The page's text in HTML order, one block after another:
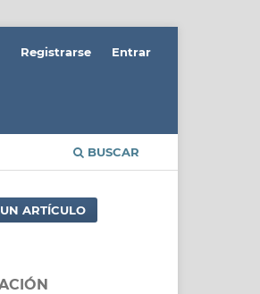
BUSCAR
Registrarse Entrar
ARTÍCULO